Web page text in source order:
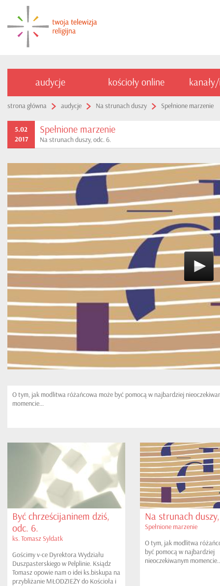
audycje kościoły online
strona główna audycje Na strunach duszy Spełnione marzenie
5.02
2017
Spełnione marzenie
Na strunach duszy, odc. 6.
O tym, jak modlitwa różańcowa może być pomocą w najbardziej
momencie...
Być chrześcijaninem dziś,
odc. 6.
ks. Tomasz Syldatk
Gościmy v-ce Dyrektora Wydziału
Duszpasterskiego w Pelplinie. Ksiądz
Tomasz opowie nam o idei ks.biskupa na
przybliżanie MŁODZIEŻY do Kościoła i
Na strunach
Spełnione marzenie
O tym, jak modlitwa
być pomocą w najbardziej
nieoczekiwanym